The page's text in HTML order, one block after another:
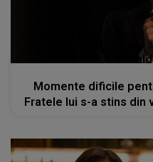
Momente dificile
Fratele lui s-a stins din